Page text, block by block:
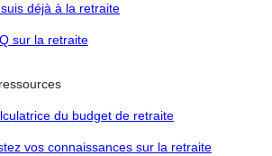
déjà à la retraite
sur la retraite
du budget de retraite
vos connaissances sur la retraite